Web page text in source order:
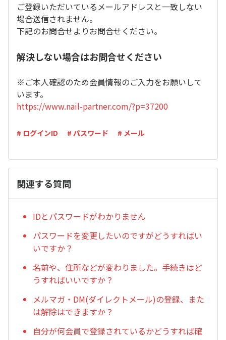
ご登録いただいているメールアドレスと一致しない
場合送信されません。
下記のお問合せよりお問合せください。
解決しない場合はお問合せください
※ご本人確認のため会員情報のご入力をお願いして
います。
https://www.nail-partner.com/?p=37200
# ログインID # パスワード # メール
関連する質問
IDとパスワードがわかりません
パスワードを変更したいのですがどうすればい
いですか？
名前や、住所などが変わりました。手続きはど
うすればいいですか？
メルマガ・DM(ダイレクトメール)の登録、また
は解除はできますか？
自分が何会員で登録されているかどうすれば確